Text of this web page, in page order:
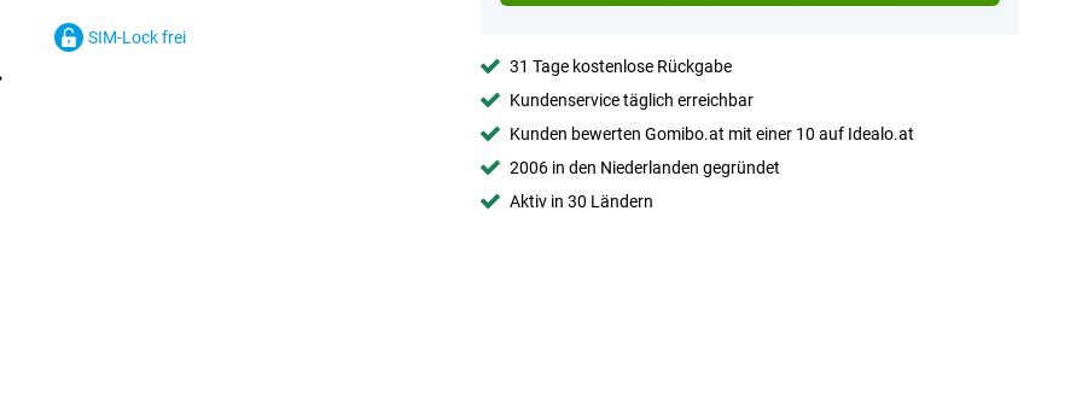
SIM-Lock frei
31 Tage kostenlose Rückgabe
Kundenservice täglich erreichbar
Kunden bewerten Gomibo.at mit einer 10 auf Idealo.at
2006 in den Niederlanden gegründet
Aktiv in 30 Ländern